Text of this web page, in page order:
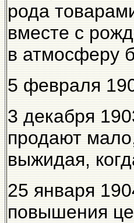
рода
вместе с
в атмосферу
5 февраля
3 декабря
продают
выжидая,
25 января
повышения